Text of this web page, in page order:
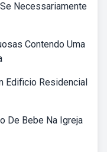
Necessariamente
Contendo Uma
Edificio Residencial
De Bebe Na Igreja